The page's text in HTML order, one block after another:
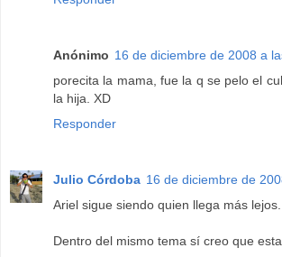
Anónimo 16 de diciembre de 2008 a
porecita la mama, fue la q se pelo el
la hija. XD
Responder
Julio Córdoba 16 de diciembre de
Ariel sigue siendo quien llega más
Dentro del mismo tema sí creo que